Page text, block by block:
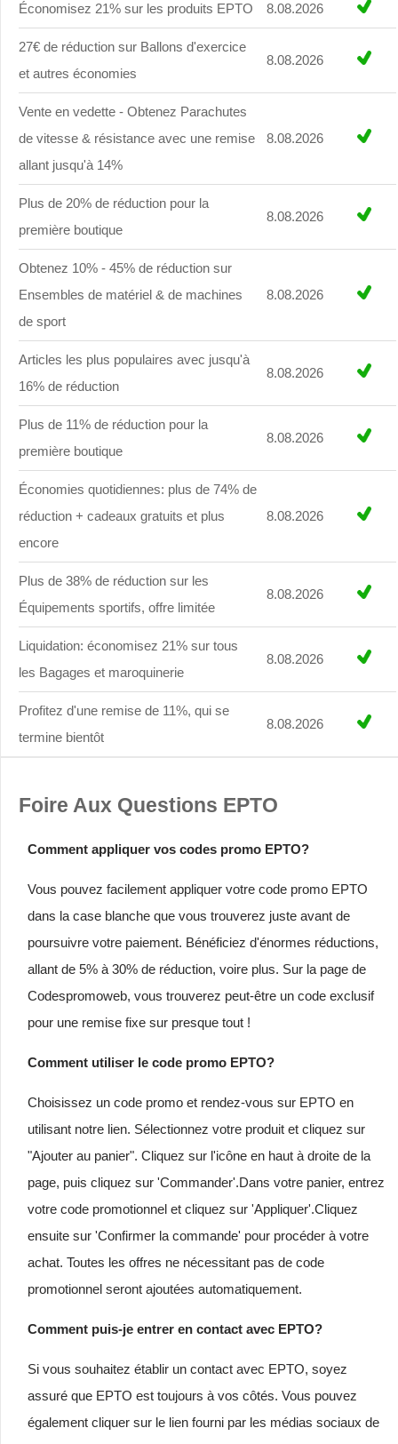
Économisez 21% sur les produits EPTO 8.08.2026
27€ de réduction sur Ballons d'exercice
et autres économies
8.08.2026
Vente en vedette - Obtenez Parachutes
de vitesse & résistance avec une remise
allant jusqu'à 14%
8.08.2026
Plus de 20% de réduction pour la
première boutique
8.08.2026
Obtenez 10% - 45% de réduction sur
Ensembles de matériel & de machines
de sport
8.08.2026
Articles les plus populaires avec jusqu'à
16% de réduction
8.08.2026
Plus de 11% de réduction pour la
première boutique
8.08.2026
Économies quotidiennes: plus de 74% de
réduction + cadeaux gratuits et plus
encore
8.08.2026
Plus de 38% de réduction sur les
Équipements sportifs, offre limitée
8.08.2026
Liquidation: économisez 21% sur tous
les Bagages et maroquinerie
8.08.2026
Profitez d'une remise de 11%, qui se
termine bientôt
8.08.2026
Foire Aux Questions EPTO
Comment appliquer vos codes promo EPTO?
Vous pouvez facilement appliquer votre code promo EPTO
dans la case blanche que vous trouverez juste avant de
poursuivre votre paiement. Bénéficiez d'énormes réductions,
allant de 5% à 30% de réduction, voire plus. Sur la page de
Codespromoweb, vous trouverez peut-être un code exclusif
pour une remise fixe sur presque tout !
Comment utiliser le code promo EPTO?
Choisissez un code promo et rendez-vous sur EPTO en
utilisant notre lien. Sélectionnez votre produit et cliquez sur
"Ajouter au panier". Cliquez sur l'icône en haut à droite de la
page, puis cliquez sur 'Commander'.Dans votre panier, entrez
votre code promotionnel et cliquez sur 'Appliquer'.Cliquez
ensuite sur 'Confirmer la commande' pour procéder à votre
achat. Toutes les offres ne nécessitant pas de code
promotionnel seront ajoutées automatiquement.
Comment puis-je entrer en contact avec EPTO?
Si vous souhaitez établir un contact avec EPTO, soyez
assuré que EPTO est toujours à vos côtés. Vous pouvez
également cliquer sur le lien fourni par les médias sociaux de